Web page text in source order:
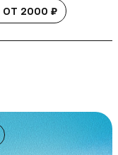
ОТ 2000 ₽